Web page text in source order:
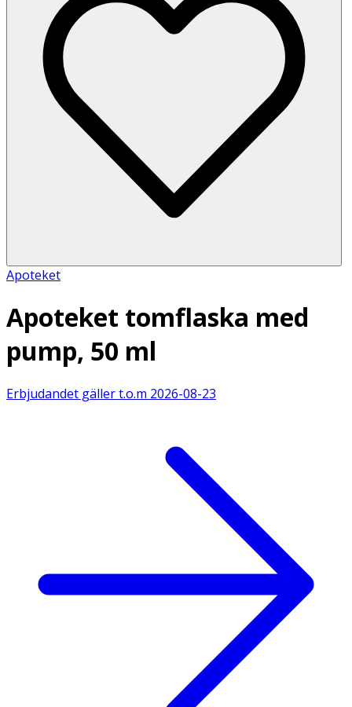
Apoteket
Apoteket tomflaska med
pump, 50 ml
Erbjudandet gäller t.o.m 2026-08-23